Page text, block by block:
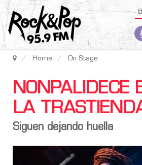
Home On Stage
NONPALIDECE
LA
Siguen dejando huella